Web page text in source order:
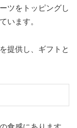
ツをトッピングし
います。
提供し、ギフトと